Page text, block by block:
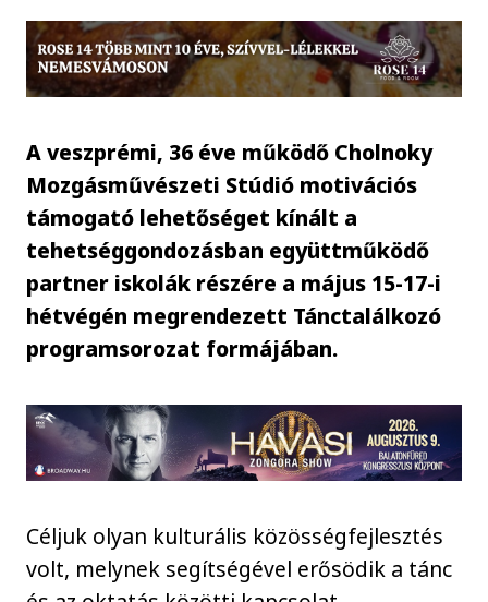
A veszprémi, 36 éve működő Cholnoky
Mozgásművészeti Stúdió motivációs
támogató lehetőséget kínált a
tehetséggondozásban együttműködő
partner iskolák részére a május 15-17-i
hétvégén megrendezett Tánctalálkozó
programsorozat formájában.
Céljuk olyan kulturális közösségfejlesztés
volt, melynek segítségével erősödik a tánc